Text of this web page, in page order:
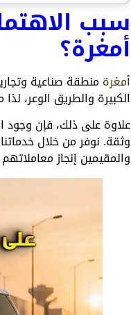
سبب
أمغرة؟
أمغرةمنطقة صناعية
الكبيرة والطريق الوعر،
علاوة على ذلك، فإن وجود
وثقة. نوفر من خلال
والمقيمين إنجاز